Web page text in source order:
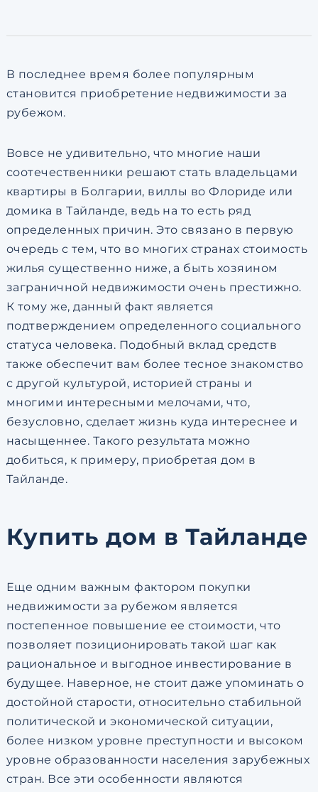
В последнее время более популярным
становится приобретение недвижимости за
рубежом.
Вовсе не удивительно, что многие наши
соотечественники решают стать владельцами
квартиры в Болгарии, виллы во Флориде или
домика в Тайланде, ведь на то есть ряд
определенных причин. Это связано в первую
очередь с тем, что во многих странах стоимость
жилья существенно ниже, а быть хозяином
заграничной недвижимости очень престижно.
К тому же, данный факт является
подтверждением определенного социального
статуса человека. Подобный вклад средств
также обеспечит вам более тесное знакомство
с другой культурой, историей страны и
многими интересными мелочами, что,
безусловно, сделает жизнь куда интереснее и
насыщеннее. Такого результата можно
добиться, к примеру, приобретая дом в
Тайланде.
Купить дом в Тайланде
Еще одним важным фактором покупки
недвижимости за рубежом является
постепенное повышение ее стоимости, что
позволяет позиционировать такой шаг как
рациональное и выгодное инвестирование в
будущее. Наверное, не стоит даже упоминать о
достойной старости, относительно стабильной
политической и экономической ситуации,
более низком уровне преступности и высоком
уровне образованности населения зарубежных
стран. Все эти особенности являются